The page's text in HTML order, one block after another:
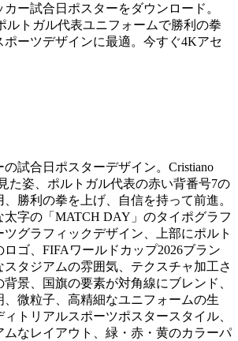
ー試合日ポスターをダウンロード。
ルトガル代表ユニフォームで勝利の拳
ポーツデザインに最適。今すぐ4Kアセ
試合日ポスターデザイン。Cristiano
た姿、ポルトガル代表の赤い背番号7の
勝利の拳を上げ、自信を持って前進。
字の「MATCH DAY」のタイポグラフ
ツグラフィックデザイン、上部にポルト
ゴ、FIFAワールドカップ2026ブラン
タジアムの雰囲気、テクスチャ加工さ
景、国旗の要素が対角線にブレンド、
、微粒子、高精細なユニフォームの生
トリアルスポーツポスタースタイル、
ムなレイアウト、緑・赤・黄のカラーパ